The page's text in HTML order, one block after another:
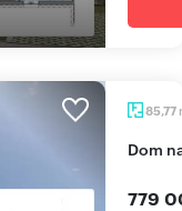
85,77
dom
779